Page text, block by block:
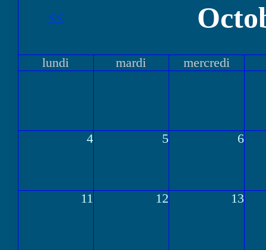
<<
lundi mardi mercredi
4 5 6
11 12 13